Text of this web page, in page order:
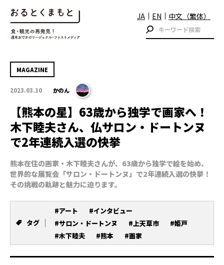
JA EN 中文（繁体）
MAGAZINE
2023.03.10 かのん
【熊本の星】63歳から独学で画家へ！
木下睦夫さん、仏サロン・ドートンヌ
で2年連続入選の快挙
熊本在住の画家・木下睦夫さんが、63歳から独学で絵を始め、
世界的な展覧会「サロン・ドートンヌ」で2年連続入選の快挙！
その挑戦の軌跡と魅力に迫ります。
タグ
#アート
#インタビュー
#サロン・ドートンヌ
#上天草市
#姫戸
#木下睦夫
#熊本 #画家